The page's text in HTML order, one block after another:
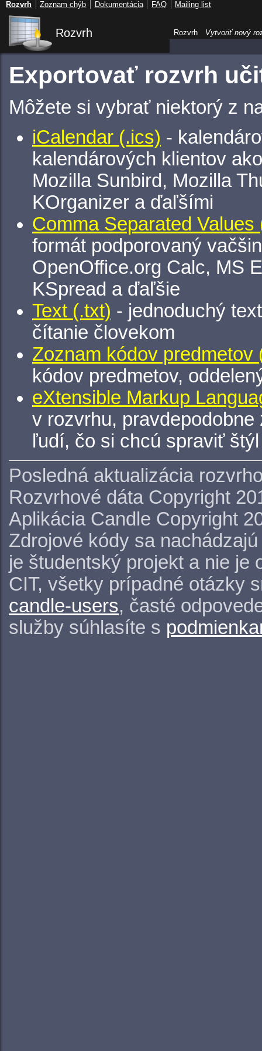
Rozvrh
Exportovať rozvrh
Môžete si vybrať niektorý z
iCalendar (.ics) -
kalendárových klientov
Mozilla Sunbird, Mozilla
KOrganizer a ďaľšími
Comma Separated Values
formát podporovaný
OpenOffice.org Calc, MS
KSpread a ďaľšie
Text (.txt) - jednoduchý
čítanie človekom
Zoznam kódov predmetov
kódov predmetov,
eXtensible Markup
v rozvrhu,
ľudí, čo si chcú spraviť
Posledná aktualizácia
Rozvrhové dáta Copyright
Aplikácia Candle Copyright
Zdrojové kódy sa
je študentský projekt a nie je
CIT, všetky prípadné otázky
candle-users, časté
služby súhlasíte s
Rozvrh Vytvoriť nový
Rozvrh Zoznam chýb Dokumentácia FAQ Mailing list